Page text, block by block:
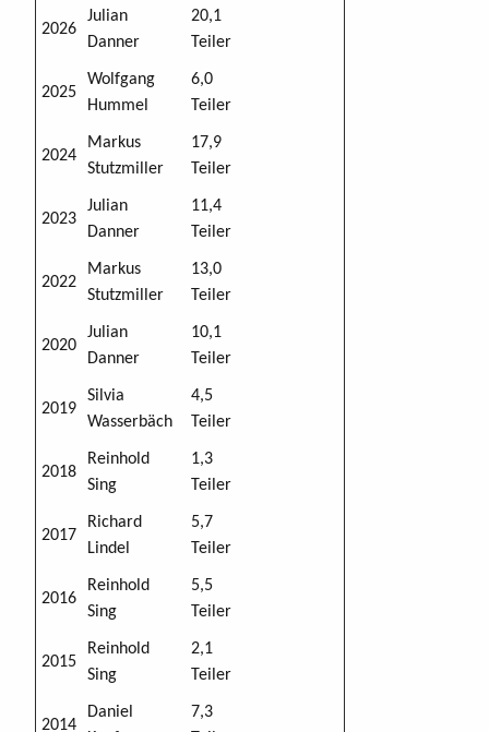
2026
Julian
Danner
20,1
Teiler
2025
Wolfgang
Hummel
6,0
Teiler
2024
Markus
Stutzmiller
17,9
Teiler
2023
Julian
Danner
11,4
Teiler
2022
Markus
Stutzmiller
13,0
Teiler
2020
Julian
Danner
10,1
Teiler
2019
Silvia
Wasserbäch
4,5
Teiler
2018
Reinhold
Sing
1,3
Teiler
2017
Richard
Lindel
5,7
Teiler
2016
Reinhold
Sing
5,5
Teiler
2015
Reinhold
Sing
2,1
Teiler
2014
Daniel
7,3